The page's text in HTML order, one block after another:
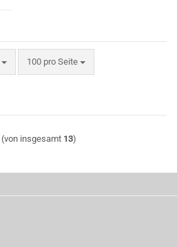
100 pro Seite
pro Seite
(von insgesamt 13)